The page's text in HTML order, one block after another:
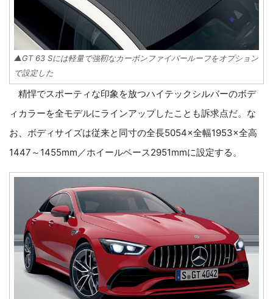
▲GT 63 Sには軽量で強靭なカーボンファイバールーフをオプション
で設定した
精悍でスポーティな印象を放つハイテックシルバーのボデ
ィカラーを全モデルにラインアップしたことも訴求点だ。な
お、ボディサイズは従来と同寸の全長5054×全幅1953×全高
1447～1455mm／ホイールベース2951mmに設定する。